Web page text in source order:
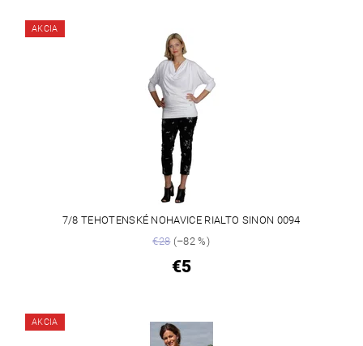
AKCIA
7/8 TEHOTENSKÉ NOHAVICE RIALTO SINON 0094
€28(–82 %)
€5
AKCIA